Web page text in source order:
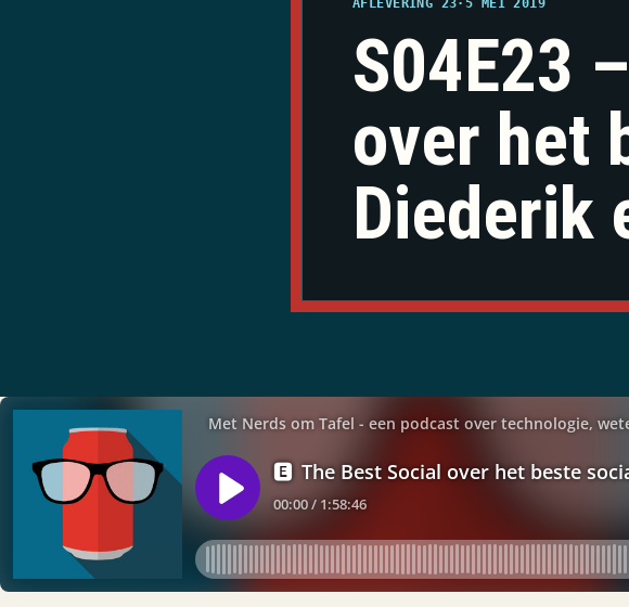
S04E23
over het
Diederik